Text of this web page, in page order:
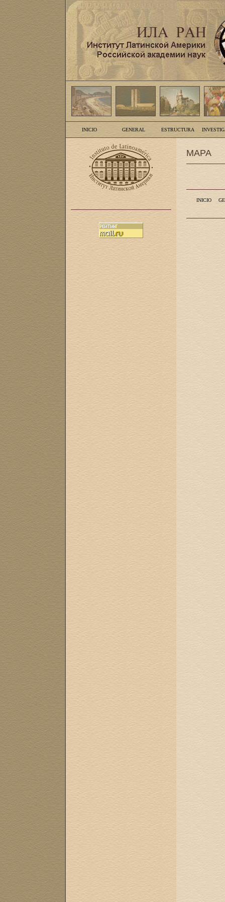
INICIO GENERAL ESTRUCTURA
MAPA
INICIO